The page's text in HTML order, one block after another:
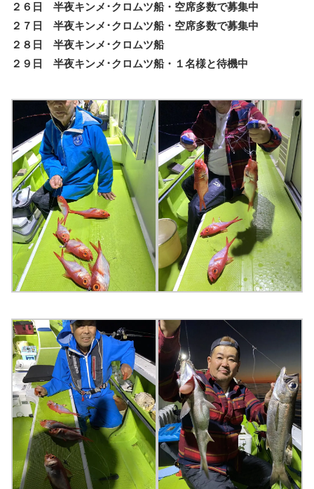
２６日 半夜キンメ･クロムツ船・空席多数で募集中
２７日 半夜キンメ･クロムツ船・空席多数で募集中
２８日 半夜キンメ･クロムツ船
２９日 半夜キンメ･クロムツ船・１名様と待機中